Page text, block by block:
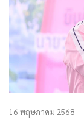
16 พฤษภาคม 2568